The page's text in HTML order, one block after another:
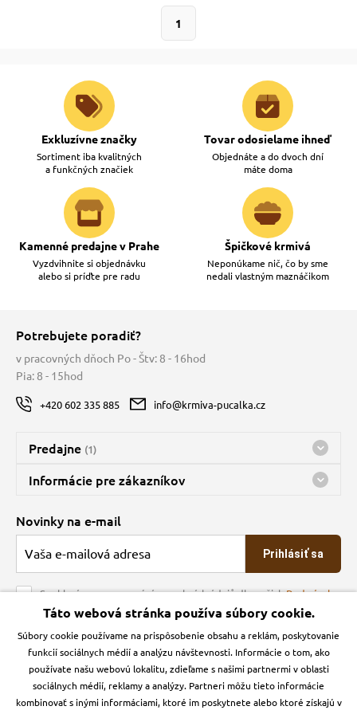
psov
psov
a ohlávky
so psom
a pelechy
mačky
podložky
poukazy
1
Exkluzívne značky
Sortiment iba kvalitných
a funkčných značiek
Tovar odosielame ihneď
Objednáte a do dvoch dní
máte doma
Kamenné predajne v Prahe
Vyzdvihnite si objednávku
alebo si príďte pre radu
Špičkové krmivá
Neponúkame nič, čo by sme
nedali vlastným maznáčikom
Potrebujete poradiť?
v pracovných dňoch Po - Štv: 8 - 16hod
Pia: 8 - 15hod
+420 602 335 885 info@krmiva-pucalka.cz
Predajne (1)
Predajňa a sklad Kbely
Bohužiaľ, momentálne máme zatvorené
Informácie pre zákazníkov
O spoločnosti
Veľkoobchod
Obchodné podmienky
Kontakt
Podmienky ochrany osobných údajov
Zásady používanie cookies a Google Analytics
Novinky na e-mail
Prihlásiť sa
Souhlasím se zpracováním osobních údajů dle našichPodmínek
ochrany osobních údajů
Krmiva Pučálka na sociálnych sieťach
Instagran Facebook
Táto webová stránka používa súbory cookie.
Súbory cookie používame na prispôsobenie obsahu a reklám, poskytovanie
funkcií sociálnych médií a analýzu návštevnosti. Informácie o tom, ako
používate našu webovú lokalitu, zdieľame s našimi partnermi v oblasti
sociálnych médií, reklamy a analýzy. Partneri môžu tieto informácie
kombinovať s inými informáciami, ktoré im poskytnete alebo ktoré získajú v